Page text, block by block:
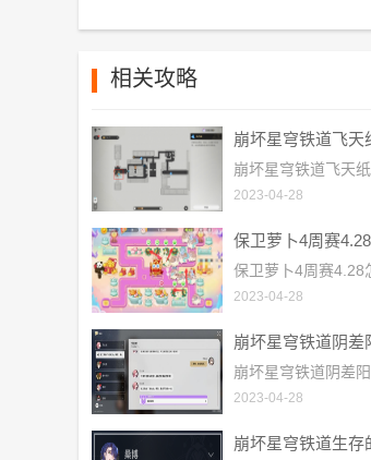
相关攻略
2023-04-28
2023-04-28
2023-04-28